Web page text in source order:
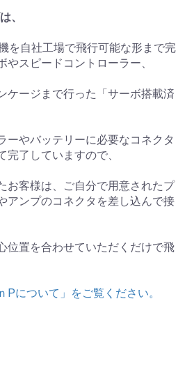
、
を自社工場で飛行可能な形まで完
やスピードコントローラー、
ケージまで行った「サーボ搭載済
ーやバッテリーに必要なコネクタ
了していますので、
お客様は、ご自分で用意されたプ
アンプのコネクタを差し込んで接
位置を合わせていただくだけで飛
Pについて」をご覧ください。